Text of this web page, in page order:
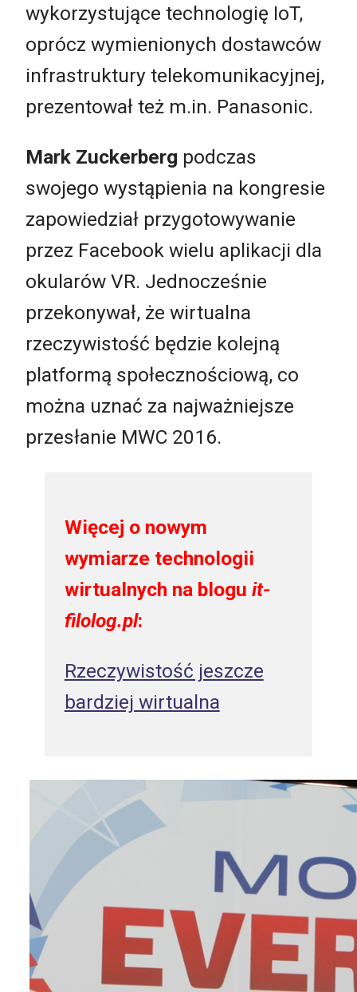
wykorzystujące technologię IoT,
oprócz wymienionych dostawców
infrastruktury telekomunikacyjnej,
prezentował też m.in. Panasonic.
Mark Zuckerberg podczas
swojego wystąpienia na kongresie
zapowiedział przygotowywanie
przez Facebook wielu aplikacji dla
okularów VR. Jednocześnie
przekonywał, że wirtualna
rzeczywistość będzie kolejną
platformą społecznościową, co
można uznać za najważniejsze
przesłanie MWC 2016.
Więcej o nowym
wymiarze technologii
wirtualnych na blogu it-
filolog.pl:
Rzeczywistość jeszcze
bardziej wirtualna